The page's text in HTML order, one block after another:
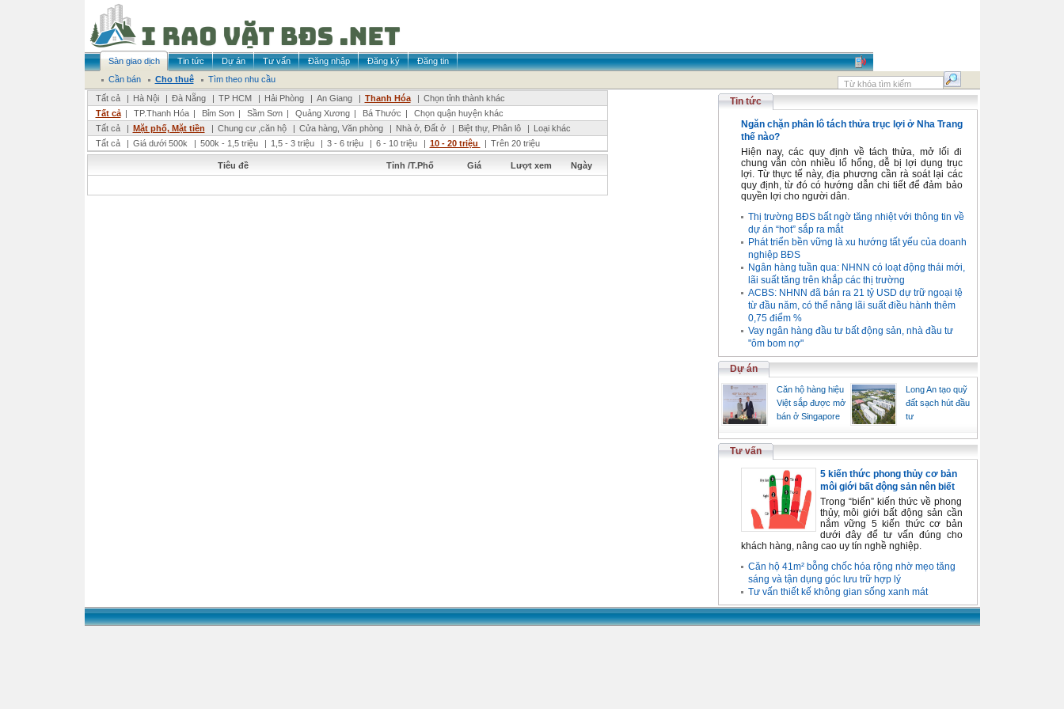
Sàn giao dịch Tin tức Dự án Tư vấn Đăng nhập Đăng ký
Đăng tin
Cần bán
Cho thuê
Tìm theo nhu cầu
Tất cả
| Hà Nội | Đà Nẵng | TP HCM | Hải Phòng | An Giang | Thanh Hóa | Chọn tỉnh thành khác
Tất cả | TP.Thanh Hóa | Bỉm Sơn | Sầm Sơn | Quảng Xương | Bá Thước |
Chọn quận huyện khác
Tất cả
| Mặt phố, Mặt tiền | Chung cư ,căn hộ | Cửa hàng, Văn phòng | Nhà ở, Đất ở | Biệt thự, Phân lô | Loại khác
Tất cả
| Giá dưới 500k | 500k - 1,5 triệu | 1,5 - 3 triệu | 3 - 6 triệu | 6 - 10 triệu | 10 - 20 triệu | Trên 20 triệu
Tiêu đề Tỉnh /T.Phố Giá Lượt xem Ngày
Tin tức
Ngăn chặn phân lô tách thửa trục lợi ở Nha Trang
thế nào?
Hiện nay, các quy định về tách thửa, mở lối đi
chung vẫn còn nhiều lổ hổng, dễ bị lợi dụng trục
lợi. Từ thực tế này, địa phương cần rà soát lại các
quy định, từ đó có hướng dẫn chi tiết để đảm bảo
quyền lợi cho người dân.
Thị trường BĐS bất ngờ tăng nhiệt với thông tin về
dự án “hot” sắp ra mắt
Phát triển bền vững là xu hướng tất yếu của doanh
nghiệp BĐS
Ngân hàng tuần qua: NHNN có loạt động thái mới,
lãi suất tăng trên khắp các thị trường
ACBS: NHNN đã bán ra 21 tỷ USD dự trữ ngoại tệ
từ đầu năm, có thể nâng lãi suất điều hành thêm
0,75 điểm %
Vay ngân hàng đầu tư bất động sản, nhà đầu tư
"ôm bom nợ"
Dự án
Căn hộ hàng hiệu
Việt sắp được mở
bán ở Singapore
Long An tạo quỹ
đất sạch hút đầu
tư
Tư vấn
5 kiến thức phong thủy cơ bản
môi giới bất động sản nên biết
Trong “biển” kiến thức về phong
thủy, môi giới bất động sản cần
nắm vững 5 kiến thức cơ bản
dưới đây để tư vấn đúng cho
khách hàng, nâng cao uy tín nghề nghiệp.
Căn hộ 41m² bỗng chốc hóa rộng nhờ mẹo tăng
sáng và tận dụng góc lưu trữ hợp lý
Tư vấn thiết kế không gian sống xanh mát